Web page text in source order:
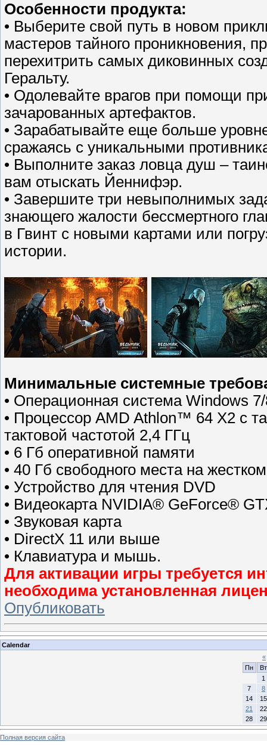
Особенности продукта:
• Выберите свой путь в новом
мастеров тайного проникновения,
перехитрить самых диковинных
Геральту.
• Одолевайте врагов при помощи
зачарованных артефактов.
• Зарабатывайте еще больше
сражаясь с уникальными
• Выполните заказ ловца душ –
вам отыскать Йеннифэр.
• Завершите три невыполнимых
знающего жалости бессмертного
в Гвинт с новыми картами или
истории.
Минимальные системные
• Операционная система Windows
• Процессор AMD Athlon™ 64 X2 с
тактовой частотой 2,4 ГГц
• 6 Гб оперативной памяти
• 40 Гб свободного места на
• Устройство для чтения DVD
• Видеокарта NVIDIA® GeForce®
• Звуковая карта
• DirectX 11 или выше
• Клавиатура и мышь.
Для активации игры требуется
необходима установленная
Опубликовать
Calendar
«
Пн
Вт
1
7
8
14
15
21
22
28
29
Полная версия сайта